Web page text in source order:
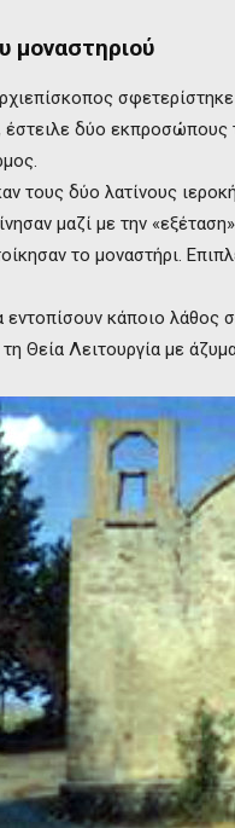
μοναστηριού
δύο εκπροσώπους
τους δύο λατίνους
μαζί με την
το μοναστήρι.
κάποιο λάθος
Θεία Λειτουργία με